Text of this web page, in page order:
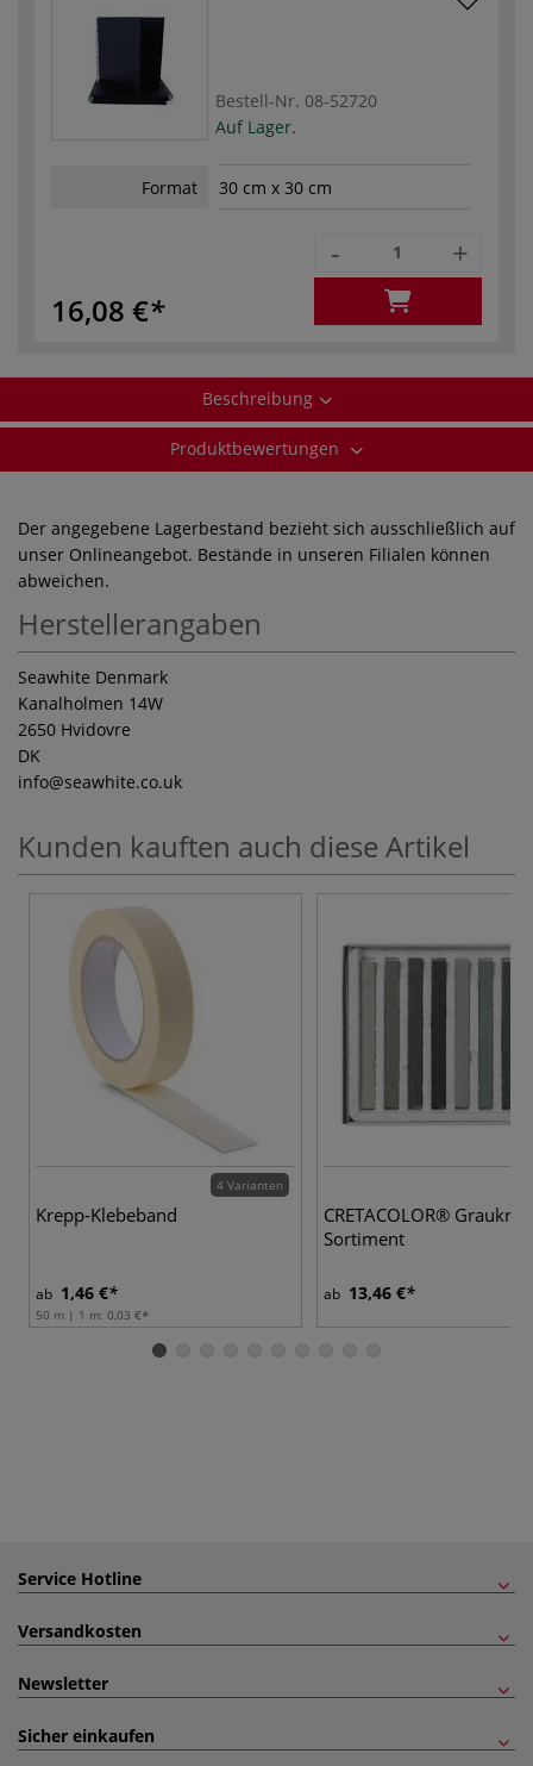
Bestell-Nr. 08-52720
Auf Lager.
Format 30 cm x 30 cm
16,08 €
- +
Beschreibung
Produktbewertungen
Der angegebene Lagerbestand bezieht sich ausschließlich auf
unser Onlineangebot. Bestände in unseren Filialen können
abweichen.
Herstellerangaben
Seawhite Denmark
Kanalholmen 14W
2650 Hvidovre
DK
info@seawhite.co.uk
Kunden kauften auch diese Artikel
4 Varianten
Krepp-Klebeband
ab 1,46 €
50 m | 1 m: 0,03 €
CRETACOLOR®
Sortiment
ab 13,46 €
Service Hotline
Versandkosten
Newsletter
Sicher einkaufen